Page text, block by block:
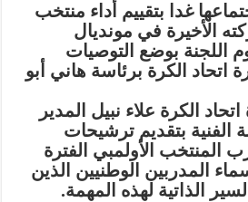
غدا بتقييم أداء منتخب
الأخيرة في مونديال
اللجنة بوضع التوصيات
اتحاد الكرة برئاسة هاني أبو
الكرة علاء نبيل المدير
الفنية بتقديم ترشيحات
الأولمبي الفترة
المدربين الوطنيين الذين
الذاتية لهذه المهمة.